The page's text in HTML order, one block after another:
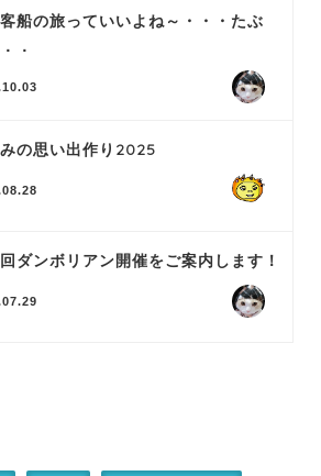
船の旅っていいよね～・・・たぶ
．
の思い出作り2025
ダンボリアン開催をご案内します！